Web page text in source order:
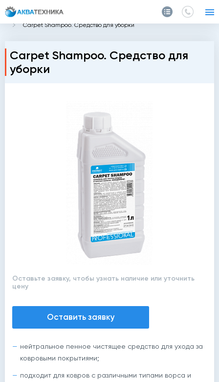
Главная Каталог
Для поверхностей
Carpet Shampoo. Средство для уборки
Carpet Shampoo. Средство для
уборки
Оставьте заявку, чтобы узнать наличие или уточнить
цену
Оставить заявку
нейтральное пенное чистящее средство для ухода за
ковровыми покрытиями;
подходит для ковров с различными типами ворса и